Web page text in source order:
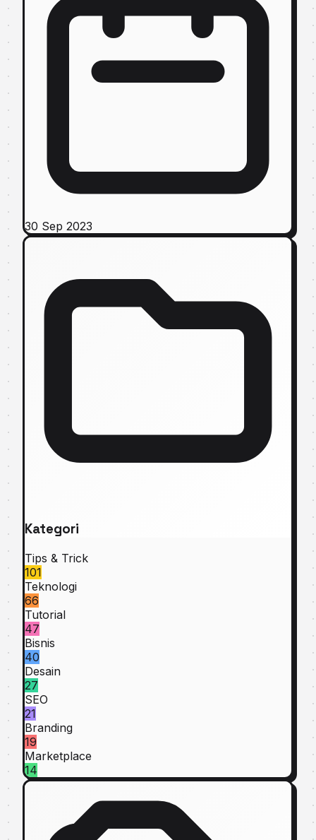
30 Sep 2023
Kategori
Tips & Trick
101
Teknologi
66
Tutorial
47
Bisnis
40
Desain
27
SEO
21
Branding
19
Marketplace
14